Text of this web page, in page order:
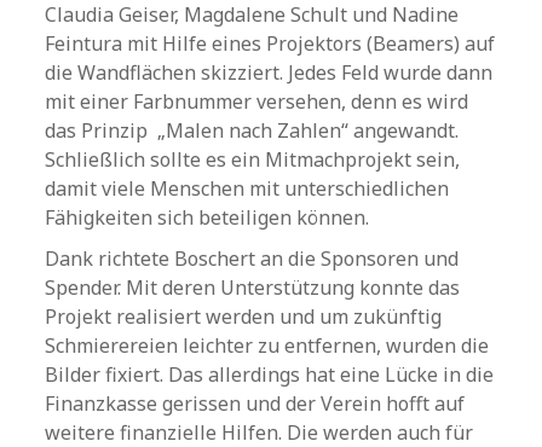
Claudia Geiser, Magdalene Schult und Nadine
Feintura mit Hilfe eines Projektors (Beamers) auf
die Wandflächen skizziert. Jedes Feld wurde dann
mit einer Farbnummer versehen, denn es wird
das Prinzip „Malen nach Zahlen“ angewandt.
Schließlich sollte es ein Mitmachprojekt sein,
damit viele Menschen mit unterschiedlichen
Fähigkeiten sich beteiligen können.
Dank richtete Boschert an die Sponsoren und
Spender. Mit deren Unterstützung konnte das
Projekt realisiert werden und um zukünftig
Schmierereien leichter zu entfernen, wurden die
Bilder fixiert. Das allerdings hat eine Lücke in die
Finanzkasse gerissen und der Verein hofft auf
weitere finanzielle Hilfen. Die werden auch für